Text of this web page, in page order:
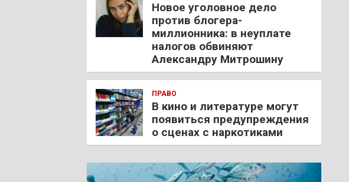
Новое уголовное дело
против блогера-
миллионника: в неуплате
налогов обвиняют
Александру Митрошину
ПРАВО
В кино и литературе могут
появиться предупреждения
о сценах с наркотиками